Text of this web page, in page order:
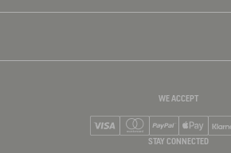
WE ACCEPT
Mastercard
PayPalApple Pay
STAY CONNECTED